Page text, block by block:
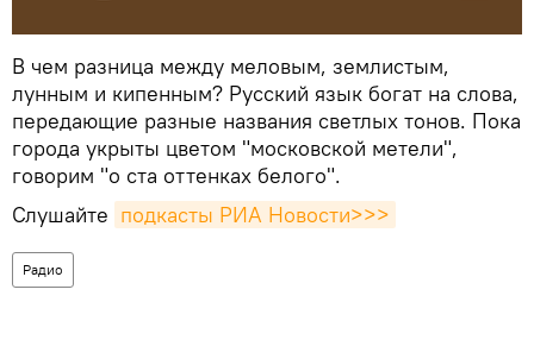
В чем разница между меловым, землистым,
лунным и кипенным? Русский язык богат на слова,
передающие разные названия светлых тонов. Пока
города укрыты цветом "московской метели",
говорим "о ста оттенках белого".
Слушайте подкасты РИА Новости>>>
Радио